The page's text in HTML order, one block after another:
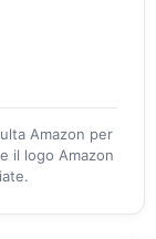
Amazon per
il logo Amazon